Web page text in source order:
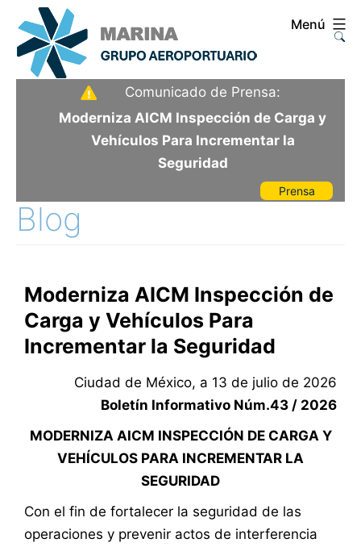
Saltar
al
contenido
Aeropuerto
Internacional
de
México
Menú
Comunicado de Prensa:
Moderniza AICM Inspección de Carga y
Vehículos Para Incrementar la
Seguridad
Prensa
Blog
Moderniza AICM Inspección de
Carga y Vehículos Para
Incrementar la Seguridad
Ciudad de México, a 13 de julio de 2026
Boletín Informativo Núm.43 / 2026
MODERNIZA AICM INSPECCIÓN DE CARGA Y
VEHÍCULOS PARA INCREMENTAR LA
SEGURIDAD
Con el fin de fortalecer la seguridad de las
operaciones y prevenir actos de interferencia